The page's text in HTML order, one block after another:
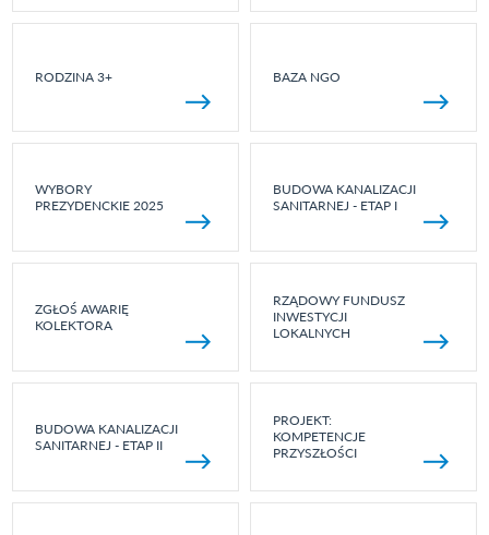
RODZINA 3+ BAZA NGO
WYBORY
PREZYDENCKIE 2025
BUDOWA KANALIZACJI
SANITARNEJ - ETAP I
ZGŁOŚ AWARIĘ
KOLEKTORA
RZĄDOWY FUNDUSZ
INWESTYCJI
LOKALNYCH
BUDOWA KANALIZACJI
SANITARNEJ - ETAP II
PROJEKT:
KOMPETENCJE
PRZYSZŁOŚCI